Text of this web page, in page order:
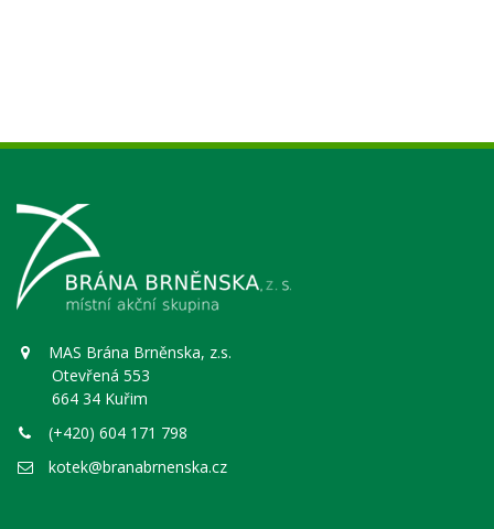
MAS Brána Brněnska, z.s.
Otevřená 553
664 34 Kuřim
(+420) 604 171 798
kotek@branabrnenska.cz